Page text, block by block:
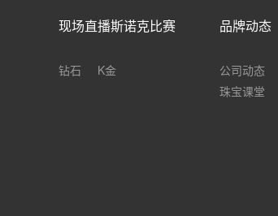
现场直播斯诺克比赛
钻石 K金
品牌动态
公司动态
珠宝课堂